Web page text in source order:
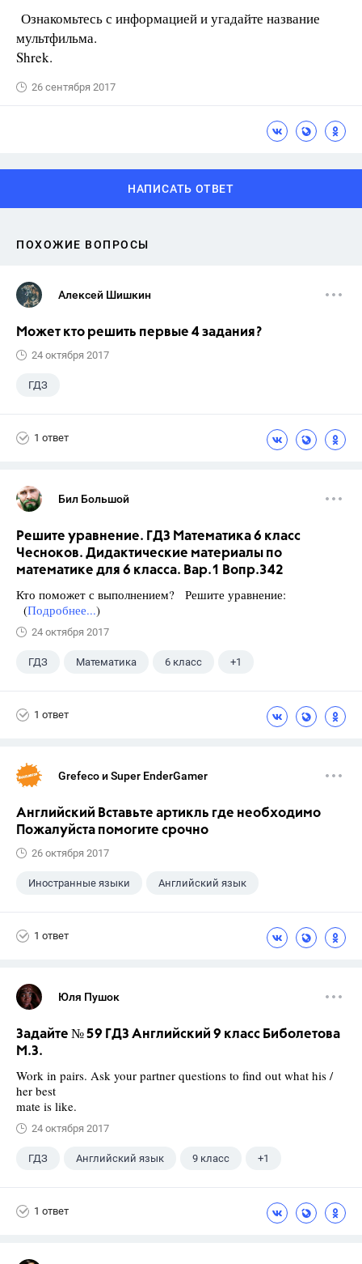
Ознакомьтесь с информацией и угадайте название
мультфильма.
Shrek.
26 сентября 2017
НАПИСАТЬ ОТВЕТ
ПОХОЖИЕ ВОПРОСЫ
Алексей Шишкин
Может кто решить первые 4 задания?
24 октября 2017
ГДЗ
1 ответ
Бил Большой
Решите уравнение. ГДЗ Математика 6 класс
Чесноков. Дидактические материалы по
математике для 6 класса. Вар.1 Вопр.342
Кто поможет с выполнением? Решите уравнение:
(Подробнее...)
24 октября 2017
ГДЗ Математика 6 класс +1
1 ответ
Grefeco и Super EnderGamer
Английский Вставьте артикль где необходимо
Пожалуйста помогите срочно
26 октября 2017
Иностранные языки Английский язык
1 ответ
Юля Пушок
Задайте № 59 ГДЗ Английский 9 класс Биболетова
М.З.
Work in pairs. Ask your partner questions to find out what his /
her best
mate is like.
24 октября 2017
ГДЗ Английский язык 9 класс +1
1 ответ